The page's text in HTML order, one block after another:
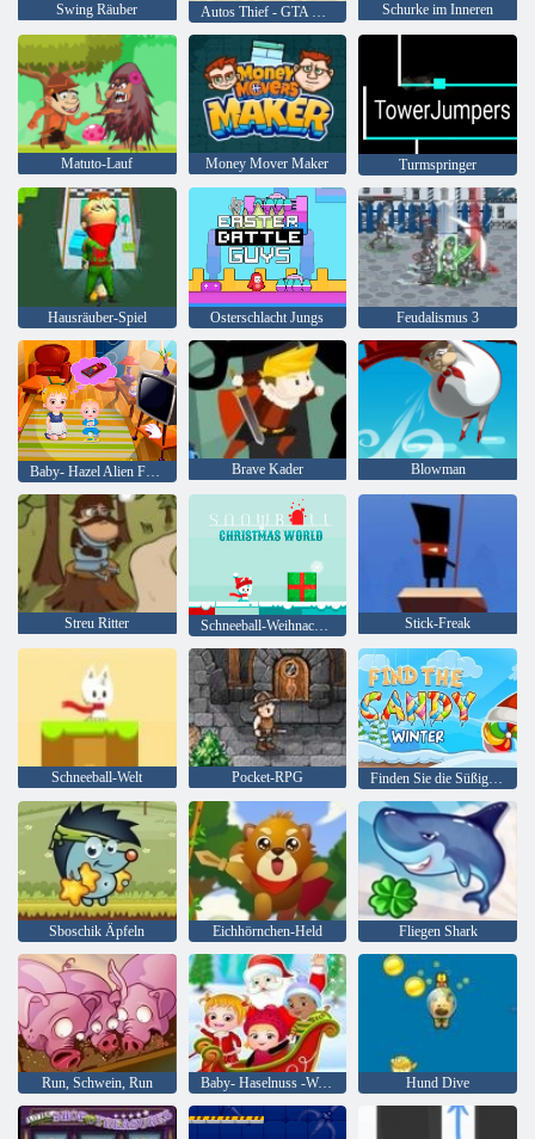
Swing Räuber Schurke im Inneren
Matuto-Lauf Money Mover Maker Turmspringer
Hausräuber-Spiel Osterschlacht Jungs Feudalismus 3
Brave Kader Blowman
Streu Ritter Schneeball-Weihnachtswelt Stick-Freak
Schneeball-Welt Pocket-RPG Finden Sie die Süßigkeit: Winter
Sboschik Äpfeln Eichhörnchen-Held Fliegen Shark
Run, Schwein, Run Baby- Haselnuss -Weihnachtsüberraschung Hund Dive